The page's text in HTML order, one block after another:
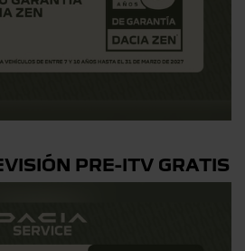
PRE-ITV GRATIS